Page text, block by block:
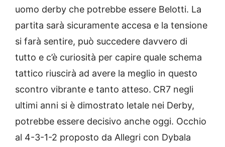
uomo derby che potrebbe essere Belotti. La
partita sarà sicuramente accesa e la tensione
si farà sentire, può succedere davvero di
tutto e c’è curiosità per capire quale schema
tattico riuscirà ad avere la meglio in questo
scontro vibrante e tanto atteso. CR7 negli
ultimi anni si è dimostrato letale nei Derby,
potrebbe essere decisivo anche oggi. Occhio
al 4-3-1-2 proposto da Allegri con Dybala